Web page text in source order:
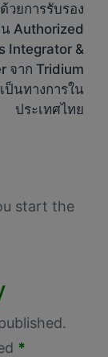
วยการรับรอง
น Authorized
Integrator &
จาก Tridium
ป็นทางการใน
ประเทศไทย
start the
*